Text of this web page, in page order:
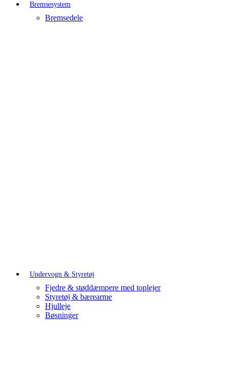
Bremsesystem
Bremsedele
Undervogn & Styretøj
Fjedre & støddæmpere med toplejer
Styretøj & bærearme
Hjulleje
Bøsninger